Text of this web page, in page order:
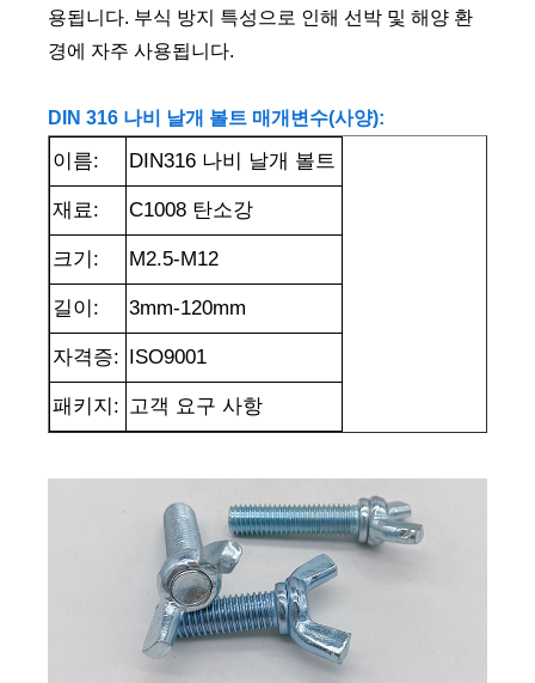
용됩니다. 부식 방지 특성으로 인해 선박 및 해양 환
경에 자주 사용됩니다.
DIN 316 나비 날개 볼트 매개변수(사양):
이름: DIN316 나비 날개 볼트
재료: C1008 탄소강
크기: M2.5-M12
길이: 3mm-120mm
자격증: ISO9001
패키지: 고객 요구 사항